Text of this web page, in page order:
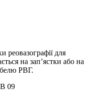
реовазографії для
на запʼястки або на
РВГ.
09